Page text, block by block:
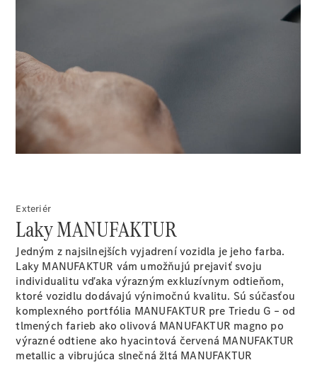
verzia
Mercedes-
Trieda S
Vozidlá k
Všetky SUV
EQE
SUV
Elektromobil
EQS
Exteriér
Laky MANUFAKTUR
Jedným z najsilnejších vyjadrení vozidla je jeho farba.
Laky MANUFAKTUR vám umožňujú prejaviť svoju
individualitu vďaka výrazným exkluzívnym odtieňom,
ktoré vozidlu dodávajú výnimočnú kvalitu. Sú súčasťou
komplexného portfólia MANUFAKTUR pre Triedu G – od
tlmených farieb ako olivová MANUFAKTUR magno po
výrazné odtiene ako hyacintová červená MANUFAKTUR
metallic a vibrujúca slnečná žltá MANUFAKTUR